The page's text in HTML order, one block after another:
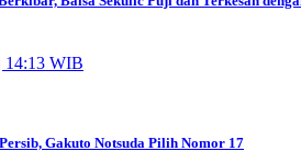
14:13 WIB
Gakuto Notsuda Pilih Nomor 17